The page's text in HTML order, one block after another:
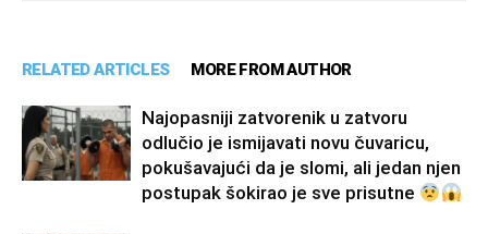
RELATED ARTICLES MORE FROM AUTHOR
Najopasniji zatvorenik u zatvoru
odlučio je ismijavati novu čuvaricu,
pokušavajući da je slomi, ali jedan njen
postupak šokirao je sve prisutne